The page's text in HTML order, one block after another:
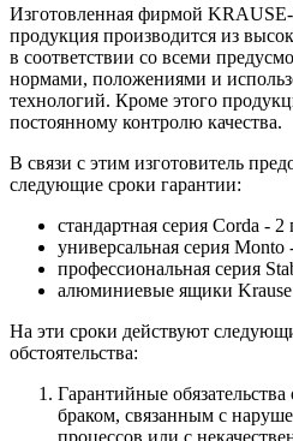
Изготовленная фирмой
продукция производится из
в соответствии со всеми
нормами, положениями и
технологий. Кроме этого
постоянному контролю качества.
В связи с этим изготовитель
следующие сроки гарантии:
стандартная серия Corda - 2
универсальная серия Monto
профессиональная серия
алюминиевые ящики Krause
На эти сроки действуют
обстоятельства:
Гарантийные обязательства
браком, связанным с